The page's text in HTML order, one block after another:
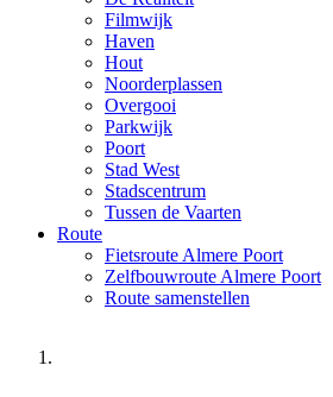
Filmwijk
Haven
Hout
Noorderplassen
Overgooi
Parkwijk
Poort
Stad West
Stadscentrum
Tussen de Vaarten
Route
Fietsroute Almere Poort
Zelfbouwroute Almere Poort
Route samenstellen